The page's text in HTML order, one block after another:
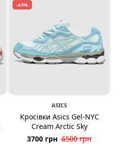
-43%
ASICS
Кросівки Asics Gel-NYC
Cream Arctic Sky
3700 грн 6500 грн